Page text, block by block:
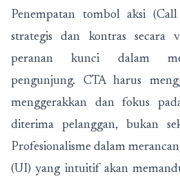
Penempatan tombol aksi
strategis dan kontras secara
peranan kunci dalam
pengunjung. CTA harus
menggerakkan dan fokus
diterima pelanggan, bukan
Profesionalisme dalam
(UI) yang intuitif akan